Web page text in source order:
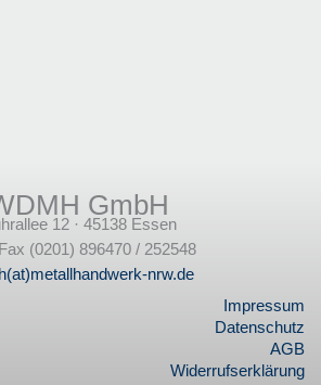
GmbH
12 · 45138 Essen
(0201) 896470 / 252548
nrw.de
Impressum
Datenschutz
AGB
Widerrufserklärung